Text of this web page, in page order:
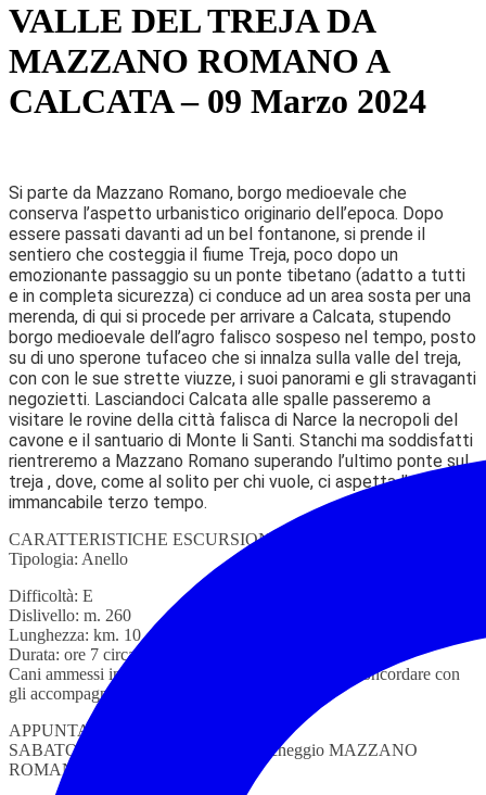
VALLE DEL TREJA DA
MAZZANO ROMANO A
CALCATA – 09 Marzo 2024
Si parte da Mazzano Romano, borgo medioevale che
conserva l’aspetto urbanistico originario dell’epoca. Dopo
essere passati davanti ad un bel fontanone, si prende il
sentiero che costeggia il fiume Treja, poco dopo un
emozionante passaggio su un ponte tibetano (adatto a tutti
e in completa sicurezza) ci conduce ad un area sosta per una
merenda, di qui si procede per arrivare a Calcata, stupendo
borgo medioevale dell’agro falisco sospeso nel tempo, posto
su di uno sperone tufaceo che si innalza sulla valle del treja,
con con le sue strette viuzze, i suoi panorami e gli stravaganti
negozietti. Lasciandoci Calcata alle spalle passeremo a
visitare le rovine della città falisca di Narce la necropoli del
cavone e il santuario di Monte li Santi. Stanchi ma soddisfatti
rientreremo a Mazzano Romano superando l’ultimo ponte sul
treja , dove, come al solito per chi vuole, ci aspetta l’
immancabile terzo tempo.
CARATTERISTICHE ESCURSIONE
Tipologia: Anello
Difficoltà: E
Dislivello: m. 260
Lunghezza: km. 10
Durata: ore 7 circa
Cani ammessi in numero limitato ed al guinzaglio, concordare con
gli accompagnatori la loro presenza
APPUNTAMENTO
SABATO 09/03/2024 – ore 09.00 Parcheggio MAZZANO
ROMANO